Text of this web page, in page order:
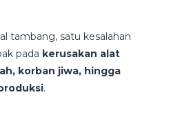
tambang, satu kesalahan
pada kerusakan alat
korban jiwa, hingga
.